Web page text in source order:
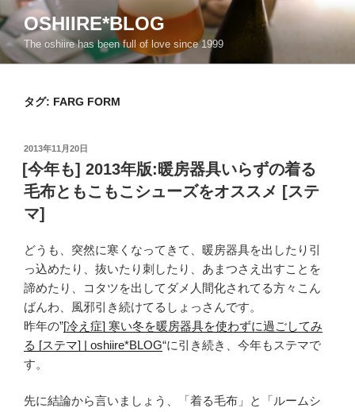
ン
テ
ン
OSHIIRE*BLOG
The oshiire has been full of love since 1999
タグ: FARG FORM
投
稿
日:
2013年11月20日
[今年も] 2013年版:暖房器具いらずの着る
毛布ともこもこシューズをオススメ [ステ
マ]
どうも、突然に寒くなってきて、暖房器具を出したり引
っ込めたり、抜いたり刺したり、あまつさえ出すことを
諦めたり、コタツを出してダメ人間化されてる方々こん
ばんわ、風邪引き続けてるしょっさんです。
昨年の”[冷え症] 寒い冬を暖房器具を使わずに過ごしてみ
る [ステマ] | oshiire*BLOG“に引き続き、今年もステマで
す。
先に結論から言いましょう、「着る毛布」と「ルームシ